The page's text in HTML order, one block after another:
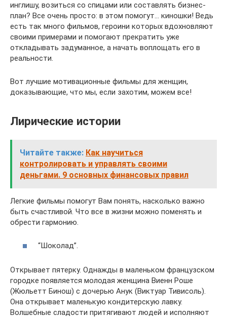
инглишу, возиться со спицами или составлять бизнес-
план? Все очень просто: в этом помогут… киношки! Ведь
есть так много фильмов, героини которых вдохновляют
своими примерами и помогают прекратить уже
откладывать задуманное, а начать воплощать его в
реальности.
Вот лучшие мотивационные фильмы для женщин,
доказывающие, что мы, если захотим, можем все!
Лирические истории
Читайте также: Как научиться
контролировать и управлять своими
деньгами. 9 основных финансовых правил
Легкие фильмы помогут Вам понять, насколько важно
быть счастливой. Что все в жизни можно поменять и
обрести гармонию.
“Шоколад”.
Открывает пятерку. Однажды в маленьком французском
городке появляется молодая женщина Виенн Роше
(Жюльетт Бинош) с дочерью Анук (Виктуар Тивисоль).
Она открывает маленькую кондитерскую лавку.
Волшебные сладости притягивают людей и исполняют